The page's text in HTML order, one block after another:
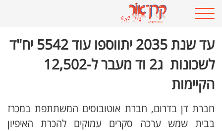
עד שנת 2035 יתווספו עוד 5542 יח"ד
לשכונות ג2 וד מעבר ל-12,502
הקיימות
חברת דן בדרום, חברת אוטובוסים המשתתפת במכרז
בבית שמש ערכה סקרים עמוקים להכרת האיפיון